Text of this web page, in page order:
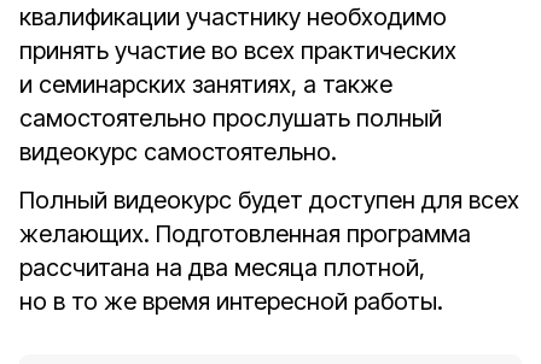
квалификации участнику необходимо
принять участие во всех практических
и семинарских занятиях, а также
самостоятельно прослушать полный
видеокурс самостоятельно.
Полный видеокурс будет доступен для всех
желающих. Подготовленная программа
рассчитана на два месяца плотной,
но в то же время интересной работы.